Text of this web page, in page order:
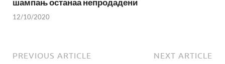
шампањ останаа непродадени
12/10/2020
PREVIOUS ARTICLE NEXT ARTICLE